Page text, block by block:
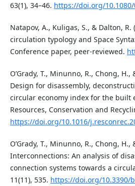
63(1), 34–46. https://doi.org/10.1080/
Natapov, A., Kuligas, S., & Dalton, R.
circulation typology and Space
Conference paper, peer-reviewed.
O’Grady, T., Minunno, R., Chong, H.,
Design for disassembly,
circular economy index for the built
Resources, Conservation and
https://doi.org/10.1016/
O’Grady, T., Minunno, R., Chong, H.,
Interconnections: An analysis of
connection systems towards a
11(11), 535. https://doi.org/10.3390/